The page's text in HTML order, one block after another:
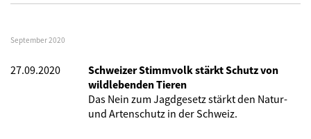
September 2020
27.09.2020
Schweizer Stimmvolk stärkt Schutz von
wildlebenden Tieren
Das Nein zum Jagdgesetz stärkt den Natur-
und Artenschutz in der Schweiz.